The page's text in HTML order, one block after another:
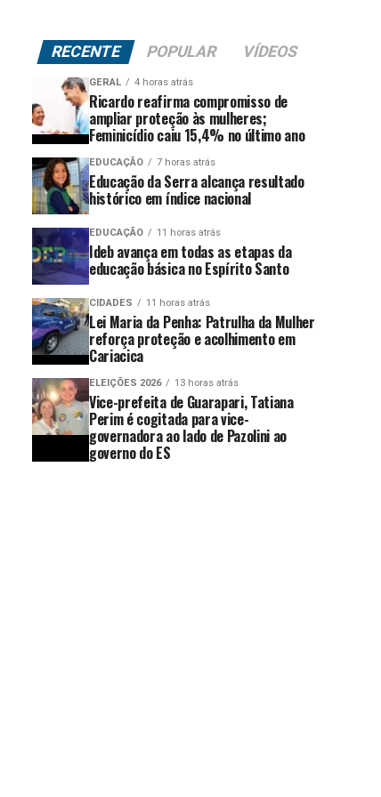
RECENTE POPULAR VÍDEOS
GERAL 4 horas atrás
Ricardo reafirma compromisso de
ampliar proteção às mulheres;
Feminicídio caiu 15,4% no último ano
EDUCAÇÃO 7 horas atrás
Educação da Serra alcança resultado
histórico em índice nacional
EDUCAÇÃO 11 horas atrás
Ideb avança em todas as etapas da
educação básica no Espírito Santo
CIDADES 11 horas atrás
Lei Maria da Penha: Patrulha da Mulher
reforça proteção e acolhimento em
Cariacica
ELEIÇÕES 2026 13 horas atrás
Vice-prefeita de Guarapari, Tatiana
Perim é cogitada para vice-
governadora ao lado de Pazolini ao
governo do ES